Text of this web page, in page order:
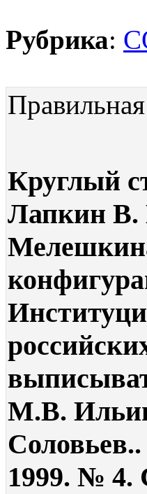
Рубрика:
Круглый
Лапкин В.
М.В.
1999. № 4.